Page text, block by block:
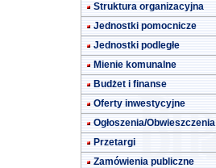
Struktura organizacyjna
Jednostki pomocnicze
Jednostki podległe
Mienie komunalne
Budżet i finanse
Oferty inwestycyjne
Ogłoszenia/Obwieszczenia
Przetargi
Zamówienia publiczne